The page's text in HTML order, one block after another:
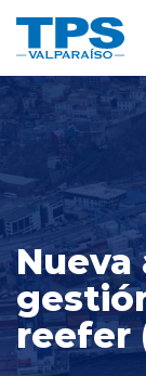
Somos TPS
Nuestra
Servicios y
Políticas y
Nueva
reefer